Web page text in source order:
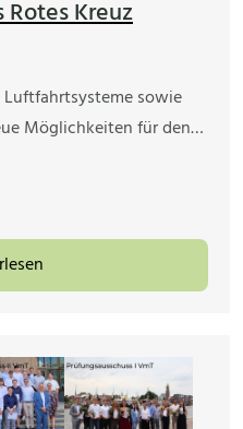
Rotes Kreuz
sowie
Möglichkeiten für den…